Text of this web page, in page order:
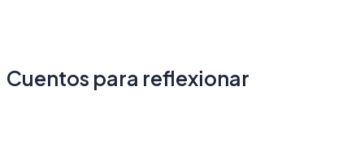
Cuentos para reflexionar